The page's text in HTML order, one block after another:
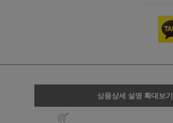
상품상세 설명 확대보기